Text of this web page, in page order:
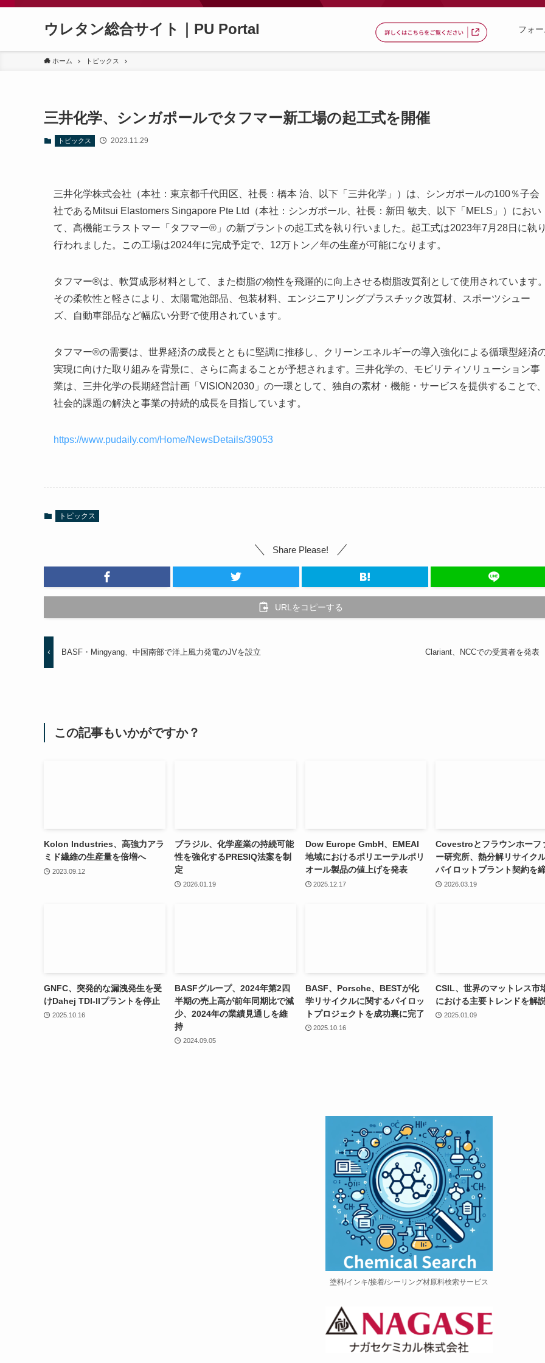
ウレタン総合サイト｜PU Portal フォ
ホーム トピックス
三井化学、シンガポールでタフマー新工場の起工式を開催
トピックス 2023.11.29
三井化学株式会社（本社：東京都千代田区、社長：橋本 治、以下「三井化学」）は、シンガポールの100％子会
社であるMitsui Elastomers Singapore Pte Ltd（本社：シンガポール、社長：新田 敏夫、以下「MELS」）におい
て、高機能エラストマー「タフマー®」の新プラントの起工式を執り行いました。起工式は2023年7月28日に執り
行われました。この工場は2024年に完成予定で、12万トン／年の生産が可能になります。
タフマー®は、軟質成形材料として、また樹脂の物性を飛躍的に向上させる樹脂改質剤として使用されています。
その柔軟性と軽さにより、太陽電池部品、包装材料、エンジニアリングプラスチック改質材、スポーツシュー
ズ、自動車部品など幅広い分野で使用されています。
タフマー®の需要は、世界経済の成長とともに堅調に推移し、クリーンエネルギーの導入強化による循環型経済
実現に向けた取り組みを背景に、さらに高まることが予想されます。三井化学の、モビリティソリューション事
業は、三井化学の長期経営計画「VISION2030」の一環として、独自の素材・機能・サービスを提供することで、
社会的課題の解決と事業の持続的成長を目指しています。
https://www.pudaily.com/Home/NewsDetails/39053
トピックス
Share Please!
URLをコピーする
BASF・Mingyang、中国南部で洋上風力発電のJVを設立 Clariant、NCCでの受賞者を発表
この記事もいかがですか？
Kolon Industries、高強力アラ
ミド繊維の生産量を倍増へ
2023.09.12
ブラジル、化学産業の持続可能
性を強化するPRESIQ法案を制
定
2026.01.19
Dow Europe GmbH、EMEAI
地域におけるポリエーテルポリ
オール製品の値上げを発表
2025.12.17
Covestroとフラウンホーフ
ー研究所、熱分解リサイク
パイロットプラント契約を
2026.03.19
GNFC、突発的な漏洩発生を受
けDahej TDI-IIプラントを停止
2025.10.16
BASFグループ、2024年第2四
半期の売上高が前年同期比で減
少、2024年の業績見通しを維
持
2024.09.05
BASF、Porsche、BESTが化
学リサイクルに関するパイロッ
トプロジェクトを成功裏に完了
2025.10.16
CSIL、世界のマットレス市
における主要トレンドを解
2025.01.09
塗料/インキ/接着/シーリング材原料検索サービス